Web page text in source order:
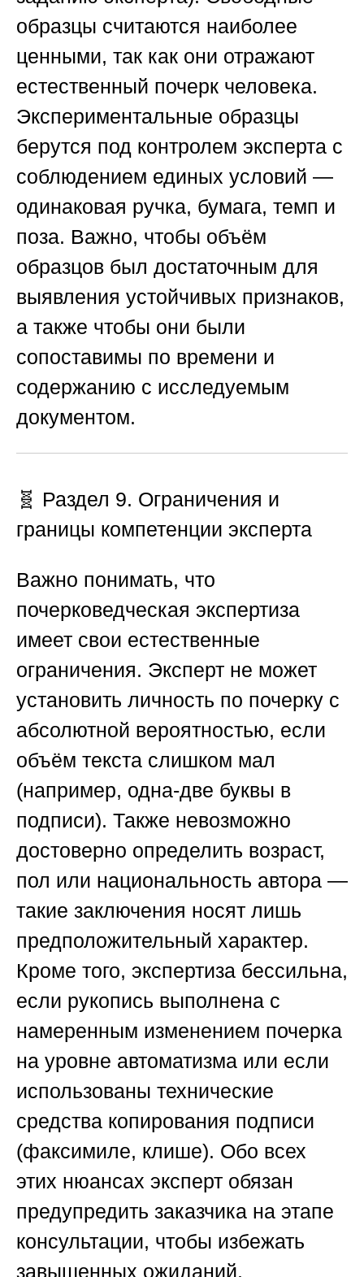
образцы считаются наиболее
ценными, так как они отражают
естественный почерк человека.
Экспериментальные образцы
берутся под контролем эксперта с
соблюдением единых условий —
одинаковая ручка, бумага, темп и
поза. Важно, чтобы объём
образцов был достаточным для
выявления устойчивых признаков,
а также чтобы они были
сопоставимы по времени и
содержанию с исследуемым
документом.
🧬 Раздел 9. Ограничения и
границы компетенции эксперта
Важно понимать, что
почерковедческая экспертиза
имеет свои естественные
ограничения. Эксперт не может
установить личность по почерку с
абсолютной вероятностью, если
объём текста слишком мал
(например, одна-две буквы в
подписи). Также невозможно
достоверно определить возраст,
пол или национальность автора —
такие заключения носят лишь
предположительный характер.
Кроме того, экспертиза бессильна,
если рукопись выполнена с
намеренным изменением почерка
на уровне автоматизма или если
использованы технические
средства копирования подписи
(факсимиле, клише). Обо всех
этих нюансах эксперт обязан
предупредить заказчика на этапе
консультации, чтобы избежать
завышенных ожиданий.